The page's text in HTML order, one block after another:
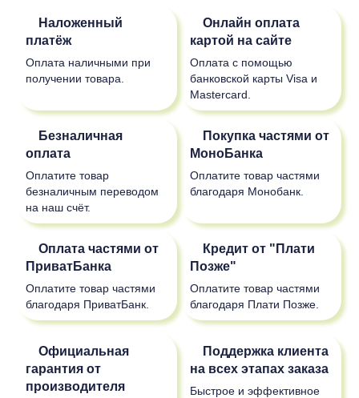
Наложенный
платёж
Оплата наличными при
получении товара.
Онлайн оплата
картой на сайте
Оплата с помощью
банковской карты Visa и
Mastercard.
Безналичная
оплата
Оплатите товар
безналичным переводом
на наш счёт.
Покупка частями от
МоноБанка
Оплатите товар частями
благодаря Монобанк.
Оплата частями от
ПриватБанка
Оплатите товар частями
благодаря ПриватБанк.
Кредит от "Плати
Позже"
Оплатите товар частями
благодаря Плати Позже.
Официальная
гарантия от
производителя
Поддержка клиента
на всех этапах заказа
Быстрое и эффективное